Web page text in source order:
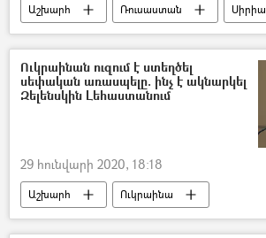
Աշխարհ Ռուսաստան
Սիրիա
Լրագրող
հիվանդանոց
Ուկրաինան ուզում է ստեղծել
սեփական առասպելը. ինչ է ակնարկել
Զելենսկին Լեհաստանում
29 հունվարի 2020, 18:18
Աշխարհ
Ուկրաինա
Վլադիմիր Զելենսկի
Լեհաստան